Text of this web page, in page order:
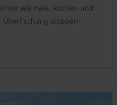
wie Haie, Rochen und
Überfischung stoppen;